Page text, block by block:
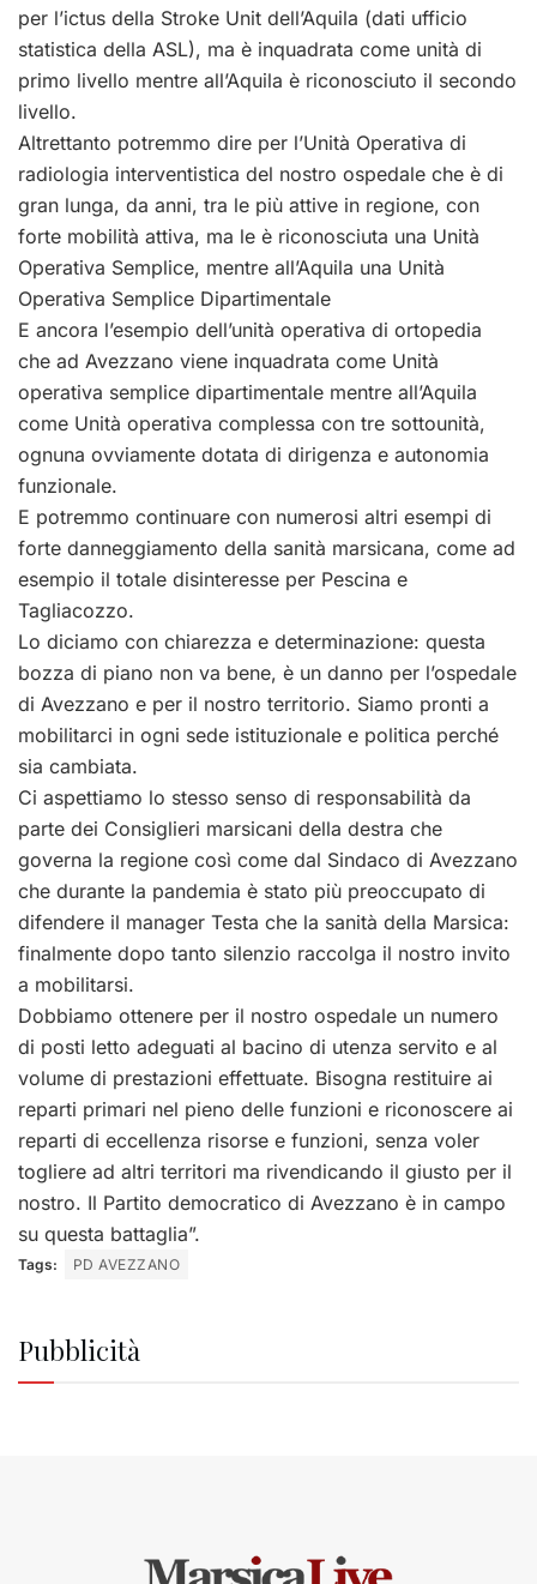
per l’ictus della Stroke Unit dell’Aquila (dati ufficio
statistica della ASL), ma è inquadrata come unità di
primo livello mentre all’Aquila è riconosciuto il secondo
livello.
Altrettanto potremmo dire per l’Unità Operativa di
radiologia interventistica del nostro ospedale che è di
gran lunga, da anni, tra le più attive in regione, con
forte mobilità attiva, ma le è riconosciuta una Unità
Operativa Semplice, mentre all’Aquila una Unità
Operativa Semplice Dipartimentale
E ancora l’esempio dell’unità operativa di ortopedia
che ad Avezzano viene inquadrata come Unità
operativa semplice dipartimentale mentre all’Aquila
come Unità operativa complessa con tre sottounità,
ognuna ovviamente dotata di dirigenza e autonomia
funzionale.
E potremmo continuare con numerosi altri esempi di
forte danneggiamento della sanità marsicana, come ad
esempio il totale disinteresse per Pescina e
Tagliacozzo.
Lo diciamo con chiarezza e determinazione: questa
bozza di piano non va bene, è un danno per l’ospedale
di Avezzano e per il nostro territorio. Siamo pronti a
mobilitarci in ogni sede istituzionale e politica perché
sia cambiata.
Ci aspettiamo lo stesso senso di responsabilità da
parte dei Consiglieri marsicani della destra che
governa la regione così come dal Sindaco di Avezzano
che durante la pandemia è stato più preoccupato di
difendere il manager Testa che la sanità della Marsica:
finalmente dopo tanto silenzio raccolga il nostro invito
a mobilitarsi.
Dobbiamo ottenere per il nostro ospedale un numero
di posti letto adeguati al bacino di utenza servito e al
volume di prestazioni effettuate. Bisogna restituire ai
reparti primari nel pieno delle funzioni e riconoscere ai
reparti di eccellenza risorse e funzioni, senza voler
togliere ad altri territori ma rivendicando il giusto per il
nostro. Il Partito democratico di Avezzano è in campo
su questa battaglia”.
Tags: PD AVEZZANO
Pubblicità